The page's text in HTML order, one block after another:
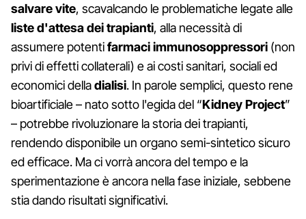
salvare vite, scavalcando le problematiche legate alle
liste d'attesa dei trapianti, alla necessità di
assumere potentifarmaci immunosoppressori (non
privi di effetti collaterali) e ai costi sanitari, sociali ed
economici delladialisi. In parole semplici, questo rene
bioartificiale – nato sotto l'egida del “Kidney Project”
– potrebbe rivoluzionare la storia dei trapianti,
rendendo disponibile un organo semi-sintetico sicuro
ed efficace. Ma ci vorrà ancora del tempo e la
sperimentazione è ancora nella fase iniziale, sebbene
stia dando risultati significativi.